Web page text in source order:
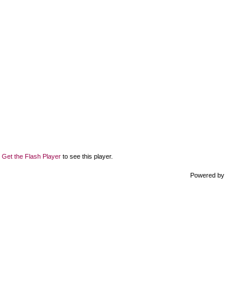
Get the Flash Player to see this player.
Powered by